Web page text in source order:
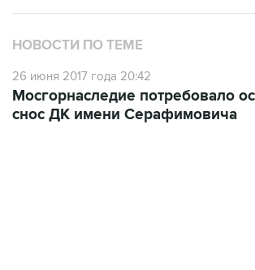
НОВОСТИ ПО ТЕМЕ
26 июня 2017 года 20:42
снос ДК имени Серафимовича